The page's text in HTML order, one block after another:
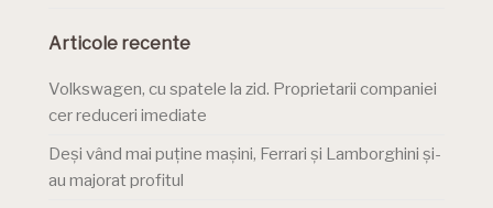
Articole recente
Volkswagen, cu spatele la zid. Proprietarii companiei
cer reduceri imediate
Deși vând mai puține mașini, Ferrari și Lamborghini și-
au majorat profitul